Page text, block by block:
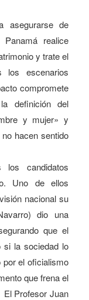
asegurarse de
realice
y trate el
los escenarios
compromete
definición del
y mujer» y
hacen sentido
candidatos
Uno de ellos
nacional su
dio una
que el
si la sociedad lo
por el oficialismo
que frena el
Profesor Juan